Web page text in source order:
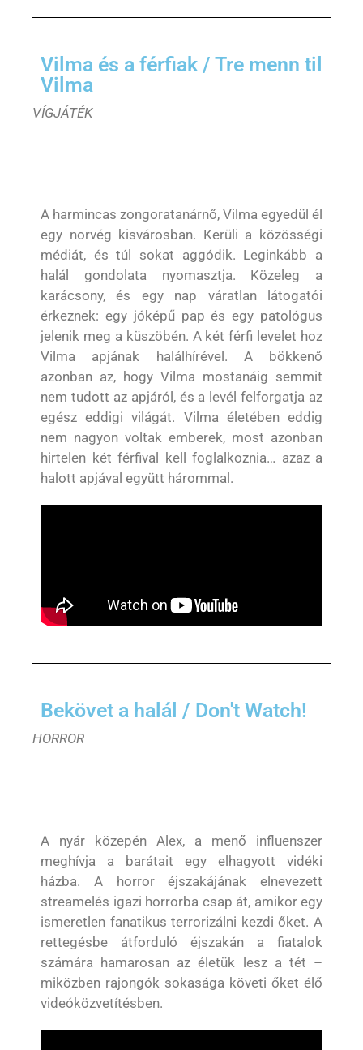
Vilma és a férfiak / Tre menn til
Vilma
VÍGJÁTÉK
A harmincas zongoratanárnő, Vilma egyedül él
egy norvég kisvárosban. Kerüli a közösségi
médiát, és túl sokat aggódik. Leginkább a
halál gondolata nyomasztja. Közeleg a
karácsony, és egy nap váratlan látogatói
érkeznek: egy jóképű pap és egy patológus
jelenik meg a küszöbén. A két férfi levelet hoz
Vilma apjának halálhírével. A bökkenő
azonban az, hogy Vilma mostanáig semmit
nem tudott az apjáról, és a levél felforgatja az
egész eddigi világát. Vilma életében eddig
nem nagyon voltak emberek, most azonban
hirtelen két férfival kell foglalkoznia… azaz a
halott apjával együtt hárommal.
Bekövet a halál / Don't Watch!
HORROR
A nyár közepén Alex, a menő influenszer
meghívja a barátait egy elhagyott vidéki
házba. A horror éjszakájának elnevezett
streamelés igazi horrorba csap át, amikor egy
ismeretlen fanatikus terrorizálni kezdi őket. A
rettegésbe átforduló éjszakán a fiatalok
számára hamarosan az életük lesz a tét –
miközben rajongók sokasága követi őket élő
videóközvetítésben.